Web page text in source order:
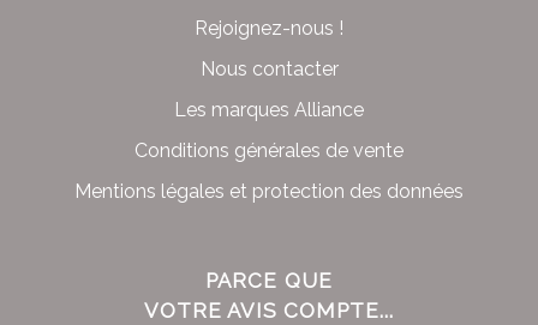
Rejoignez-nous !
Nous contacter
Les marques Alliance
Conditions générales de vente
Mentions légales et protection des données
PARCE QUE
VOTRE AVIS COMPTE...